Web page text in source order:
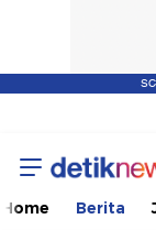
Home Berita